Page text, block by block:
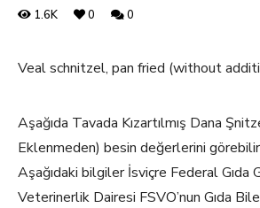
1.6K 0 0
Veal schnitzel, pan fried (without
Aşağıda Tavada Kızartılmış Dana
Eklenmeden) besin değerlerini
Aşağıdaki bilgiler İsviçre Federal Gıda
Veterinerlik Dairesi FSVO’nun Gıda